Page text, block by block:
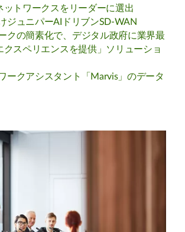
ットワークスをリーダーに選出
ジュニパーAIドリブンSD-WAN
クの簡素化で、デジタル政府に業界最
クスペリエンスを提供」ソリューショ
ークアシスタント「Marvis」のデータ